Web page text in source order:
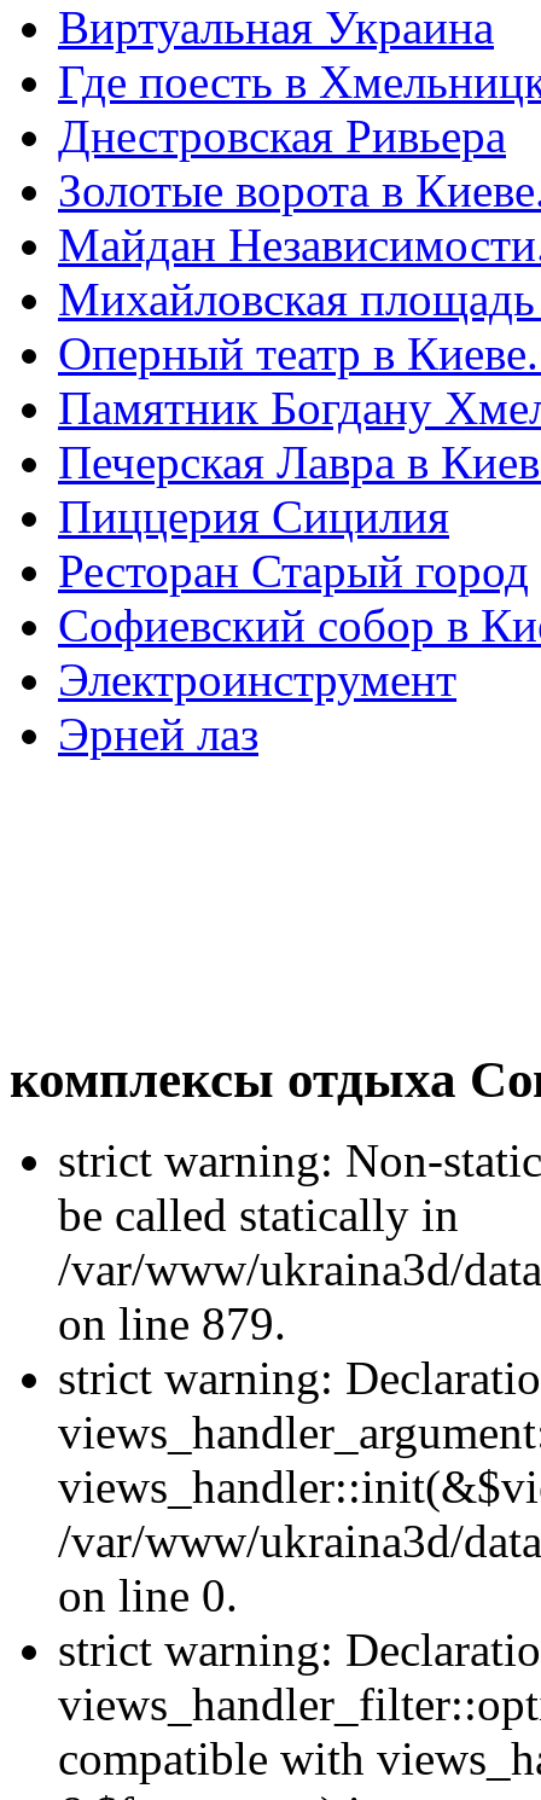
Виртуальная Украина
Где поесть в
Днестровская Ривьера
Золотые ворота в
Майдан
Михайловская
Оперный театр в
Памятник Богдану
Печерская Лавра в
Пиццерия Сицилия
Ресторан Старый город
Софиевский собор в
Электроинструмент
Эрней лаз
комплексы отдыха
strict warning: Non-
be called statically in
/var/www/ukraina3d/
on line 879.
strict warning:
/var/www/ukraina3d/
on line 0.
strict warning:
compatible with